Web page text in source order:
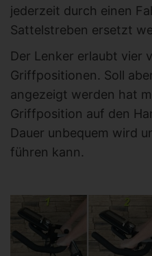
jederzeit durch einen
Sattelstreben ersetzt
Der Lenker erlaubt vier
Griffpositionen. Soll
angezeigt werden hat
Griffposition auf den
Dauer unbequem wird
führen kann.